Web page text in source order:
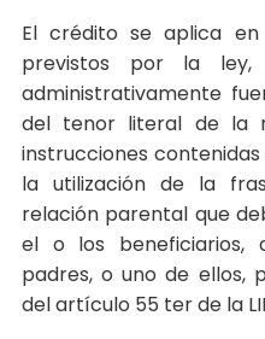
El crédito se aplica
previstos por la ley,
administrativamente
del tenor literal de la
instrucciones contenidas
la utilización de la
relación parental que
el o los beneficiarios,
padres, o uno de ellos,
del artículo 55 ter de la